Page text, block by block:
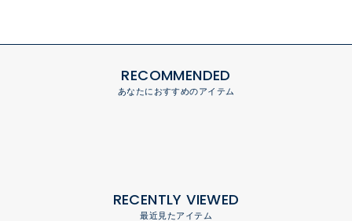
RECOMMENDED
あなたにおすすめのアイテム
RECENTLY VIEWED
最近見たアイテム